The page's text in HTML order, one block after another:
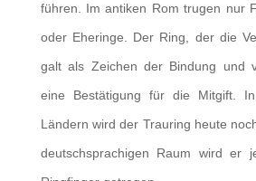
führen. Im antiken Rom trugen nur
oder Eheringe. Der Ring, der die
galt als Zeichen der Bindung und
eine Bestätigung für die Mitgift.
Ländern wird der Trauring heute
deutschsprachigen Raum wird er